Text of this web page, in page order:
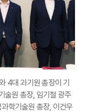
4대 과기원 총장이 기
술원 총장, 임기철 광주
학기술원 총장, 이건우